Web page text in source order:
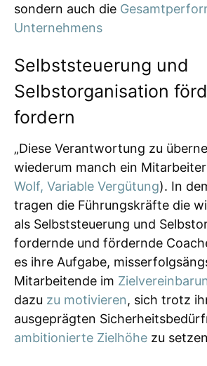
sondern auch die
Unternehmens
Selbststeuerung und
Selbstorganisation
fordern
„Diese Verantwortung zu
wiederum manch ein Mitarbeiter
Wolf, Variable Vergütung). In
tragen die Führungskräfte die
als Selbststeuerung und
fordernde und fördernde
es ihre Aufgabe,
Mitarbeitende im
dazu zu motivieren, sich trotz
ausgeprägten
ambitionierte Zielhöhe zu